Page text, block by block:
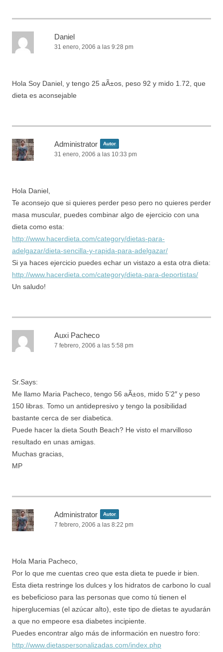
Daniel
31 enero, 2006 a las 9:28 pm
Hola Soy Daniel, y tengo 25 aÃ±os, peso 92 y mido 1.72, que
dieta es aconsejable
Administrator Autor
31 enero, 2006 a las 10:33 pm
Hola Daniel,
Te aconsejo que si quieres perder peso pero no quieres perder
masa muscular, puedes combinar algo de ejercicio con una
dieta como esta:
http://www.hacerdieta.com/category/dietas-para-
adelgazar/dieta-sencilla-y-rapida-para-adelgazar/
Si ya haces ejercicio puedes echar un vistazo a esta otra dieta:
http://www.hacerdieta.com/category/dieta-para-deportistas/
Un saludo!
Auxi Pacheco
7 febrero, 2006 a las 5:58 pm
Sr.Says:
Me llamo Maria Pacheco, tengo 56 aÃ±os, mido 5’2″ y peso
150 libras. Tomo un antidepresivo y tengo la posibilidad
bastante cerca de ser diabetica.
Puede hacer la dieta South Beach? He visto el marvilloso
resultado en unas amigas.
Muchas gracias,
MP
Administrator Autor
7 febrero, 2006 a las 8:22 pm
Hola Maria Pacheco,
Por lo que me cuentas creo que esta dieta te puede ir bien.
Esta dieta restringe los dulces y los hidratos de carbono lo cual
es bebeficioso para las personas que como tú tienen el
hiperglucemias (el azúcar alto), este tipo de dietas te ayudarán
a que no empeore esa diabetes incipiente.
Puedes encontrar algo más de información en nuestro foro:
http://www.dietaspersonalizadas.com/index.php